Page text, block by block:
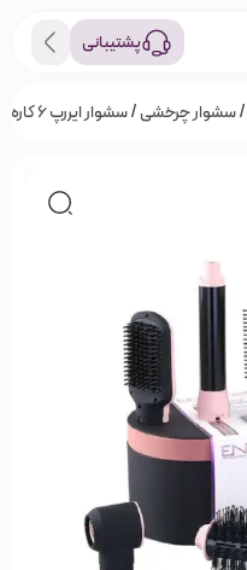
پشتیبانی
/سشوار چرخشی/ سشوار ایررپ 6 کاره انزو EN-4133 طوسی